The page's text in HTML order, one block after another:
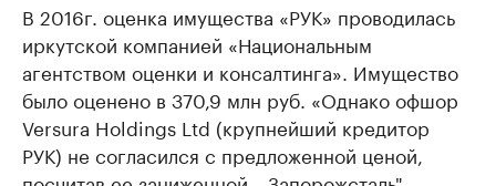
В 2016г. оценка имущества «РУК» проводилась
иркутской компанией «Национальным
агентством оценки и консалтинга». Имущество
было оценено в 370,9 млн руб. «Однако офшор
Versura Holdings Ltd (крупнейший кредитор
РУК) не согласился с предложенной ценой,